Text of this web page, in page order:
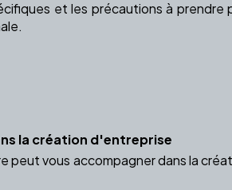
et les précautions à
la création d'entreprise
peut vous accompagner dans la